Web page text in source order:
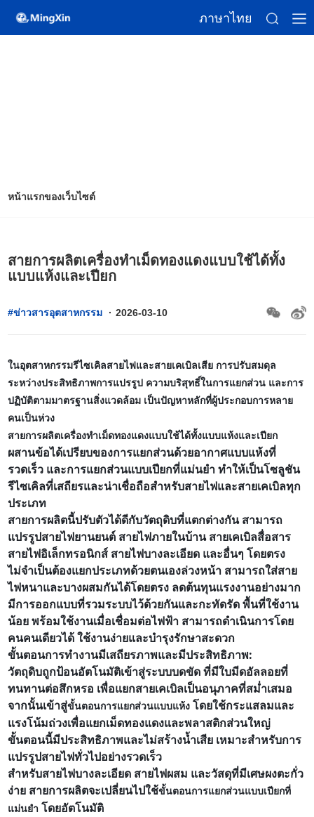
ภาษาไทย
หน้าแรกของเว็บไซต์
สายการผลิตเครื่องทำเม็ดทองแดงแบบใช้ได้ทั้ง
แบบแห้งและเปียก
#ข่าวสารอุตสาหกรรม · 2026-03-10
ในอุตสาหกรรมรีไซเคิลสายไฟและสายเคเบิลเสีย การปรับสมดุล
ระหว่างประสิทธิภาพการแปรรูป ความบริสุทธิ์ในการแยกส่วน และการ
ปฏิบัติตามมาตรฐานสิ่งแวดล้อม เป็นปัญหาหลักที่ผู้ประกอบการหลาย
คนเป็นห่วง
สายการผลิตเครื่องทำเม็ดทองแดงแบบใช้ได้ทั้งแบบแห้งและเปียก
ผสานข้อได้เปรียบของการแยกส่วนด้วยอากาศแบบแห้งที่
รวดเร็ว และการแยกส่วนแบบเปียกที่แม่นยำ ทำให้เป็นโซลูชัน
รีไซเคิลที่เสถียรและน่าเชื่อถือสำหรับสายไฟและสายเคเบิลทุก
ประเภท
สายการผลิตนี้ปรับตัวได้ดีกับวัตถุดิบที่แตกต่างกัน สามารถ
แปรรูปสายไฟยานยนต์ สายไฟภายในบ้าน สายเคเบิลสื่อสาร
สายไฟอิเล็กทรอนิกส์ สายไฟบางละเอียด และอื่นๆ โดยตรง
ไม่จำเป็นต้องแยกประเภทด้วยตนเองล่วงหน้า สามารถใส่สาย
ไฟหนาและบางผสมกันได้โดยตรง ลดต้นทุนแรงงานอย่างมาก
มีการออกแบบที่รวมระบบไว้ด้วยกันและกะทัดรัด พื้นที่ใช้งาน
น้อย พร้อมใช้งานเมื่อเชื่อมต่อไฟฟ้า สามารถดำเนินการโดย
คนคนเดียวได้ ใช้งานง่ายและบำรุงรักษาสะดวก
ขั้นตอนการทำงานมีเสถียรภาพและมีประสิทธิภาพ:
วัตถุดิบถูกป้อนอัตโนมัติเข้าสู่ระบบบดขัด ที่มีใบมีดอัลลอยที่
ทนทานต่อสึกหรอ เพื่อแยกสายเคเบิลเป็นอนุภาคที่สม่ำเสมอ
จากนั้นเข้าสู่ขั้นตอนการแยกส่วนแบบแห้ง โดยใช้กระแสลมและ
แรงโน้มถ่วงเพื่อแยกเม็ดทองแดงและพลาสติกส่วนใหญ่
ขั้นตอนนี้มีประสิทธิภาพและไม่สร้างน้ำเสีย เหมาะสำหรับการ
แปรรูปสายไฟทั่วไปอย่างรวดเร็ว
สำหรับสายไฟบางละเอียด สายไฟผสม และวัสดุที่มีเศษผงตะกั่ว
ง่าย สายการผลิตจะเปลี่ยนไปใช้ขั้นตอนการแยกส่วนแบบเปียกที่
แม่นยำ โดยอัตโนมัติ